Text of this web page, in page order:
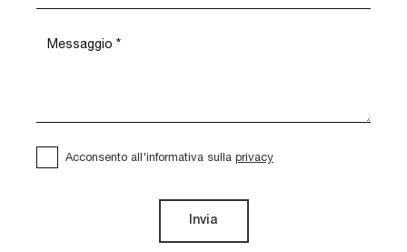
Acconsento all'informativa sulla privacy
Invia